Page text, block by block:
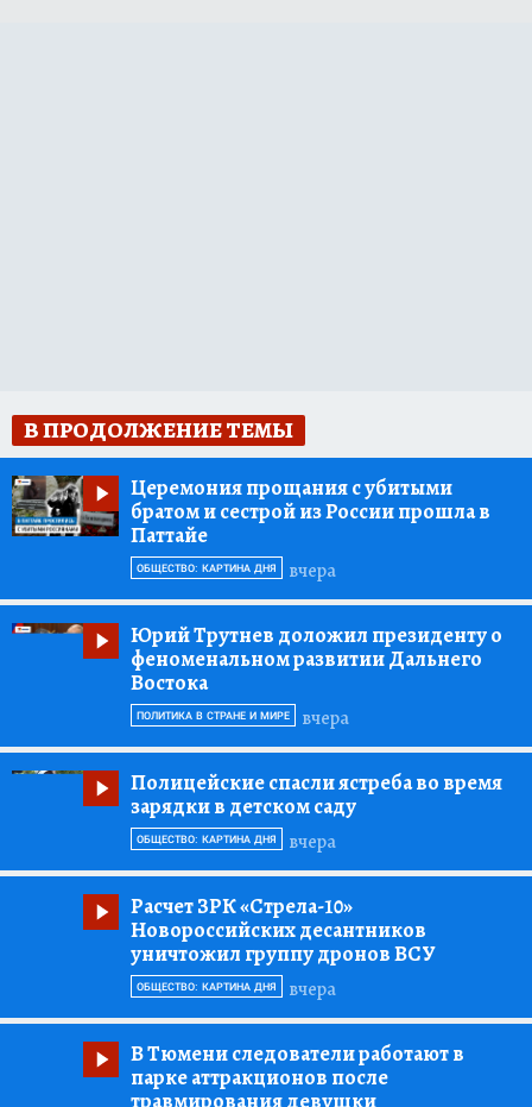
В ПРОДОЛЖЕНИЕ ТЕМЫ
Церемония прощания с убитыми
братом и сестрой из России прошла в
Паттайе
вчера
ОБЩЕСТВО: КАРТИНА ДНЯ
Юрий Трутнев доложил президенту о
феноменальном развитии Дальнего
Востока
вчера
ПОЛИТИКА В СТРАНЕ И МИРЕ
Полицейские спасли ястреба во время
зарядки в детском саду
вчера
ОБЩЕСТВО: КАРТИНА ДНЯ
Расчет ЗРК «Стрела-10»
Новороссийских десантников
уничтожил группу дронов ВСУ
вчера
ОБЩЕСТВО: КАРТИНА ДНЯ
В Тюмени следователи работают в
парке аттракционов после
травмирования девушки